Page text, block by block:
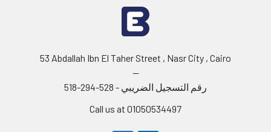
53 Abdallah Ibn El Taher Street , Nasr City , Cairo
--
رقم التسجيل الضريبي - 528-294-518
Call us at 01050534497